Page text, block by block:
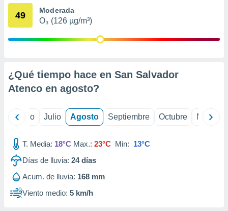
e
publicidad
1199
49 Moderada
O₃ (126 µg/m³)
¿Qué tiempo hace en San Salvador
Atenco en agosto?
Junio Julio Agosto Septiembre Octubre
T. Media: 18°C Max.: 23°C Min: 13°C
Días de lluvia: 24días
Acum. de lluvia: 168 mm
Viento medio: 5 km/h